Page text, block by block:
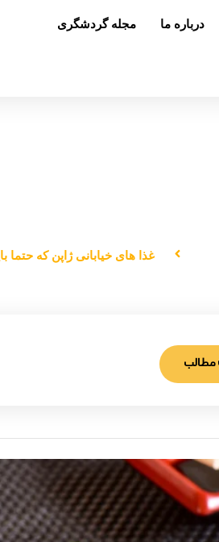
درباره ما
مجله گردشگری
غذا های خیابانی ژاپن که حتما